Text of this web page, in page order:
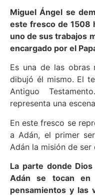
Miguel Ángel se
este fresco de 1508
uno de sus trabajos
encargado por el
Es una de las obras
dibujó él mismo. El
Antiguo
representa una
En este fresco se
a Adán, el primer
Adán la misión de
La parte donde
Adán se tocan
pensamientos y las